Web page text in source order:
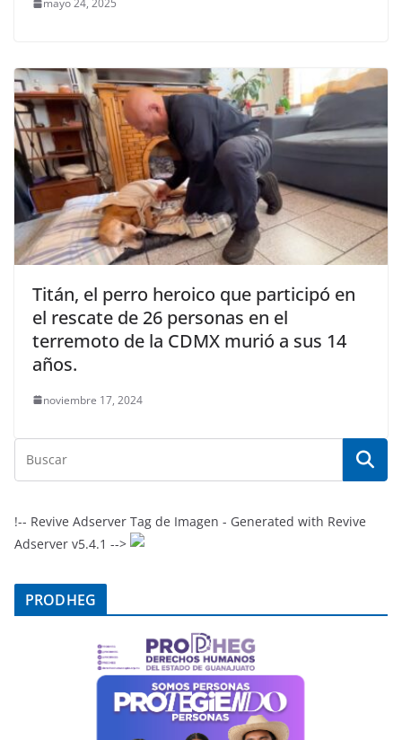
mayo 24, 2025
Titán, el perro heroico que participó en
el rescate de 26 personas en el
terremoto de la CDMX murió a sus 14
años.
noviembre 17, 2024
!-- Revive Adserver Tag de Imagen - Generated with Revive
Adserver v5.4.1 -->
PRODHEG